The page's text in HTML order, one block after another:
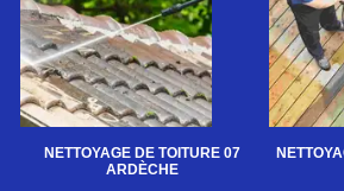
NETTOYAGE DE TOITURE 07
ARDÈCHE